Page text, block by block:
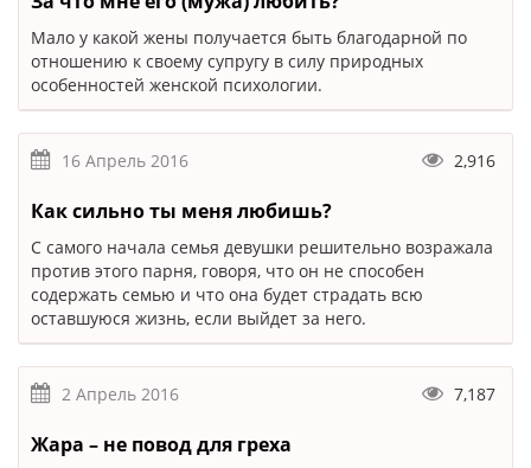
Мало у какой жены получается быть благодарной по
отношению к своему супругу в силу природных
особенностей женской психологии.
16 Апрель 2016 2,916
Как сильно ты меня любишь?
С самого начала семья девушки решительно возражала
против этого парня, говоря, что он не способен
содержать семью и что она будет страдать всю
оставшуюся жизнь, если выйдет за него.
2 Апрель 2016 7,187
Жара – не повод для греха